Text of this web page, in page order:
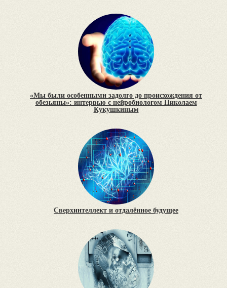
«Мы были особенными задолго до происхождения от
обезьяны»: интервью с нейробиологом Николаем
Кукушкиным
Сверхинтеллект и отдалённое будущее